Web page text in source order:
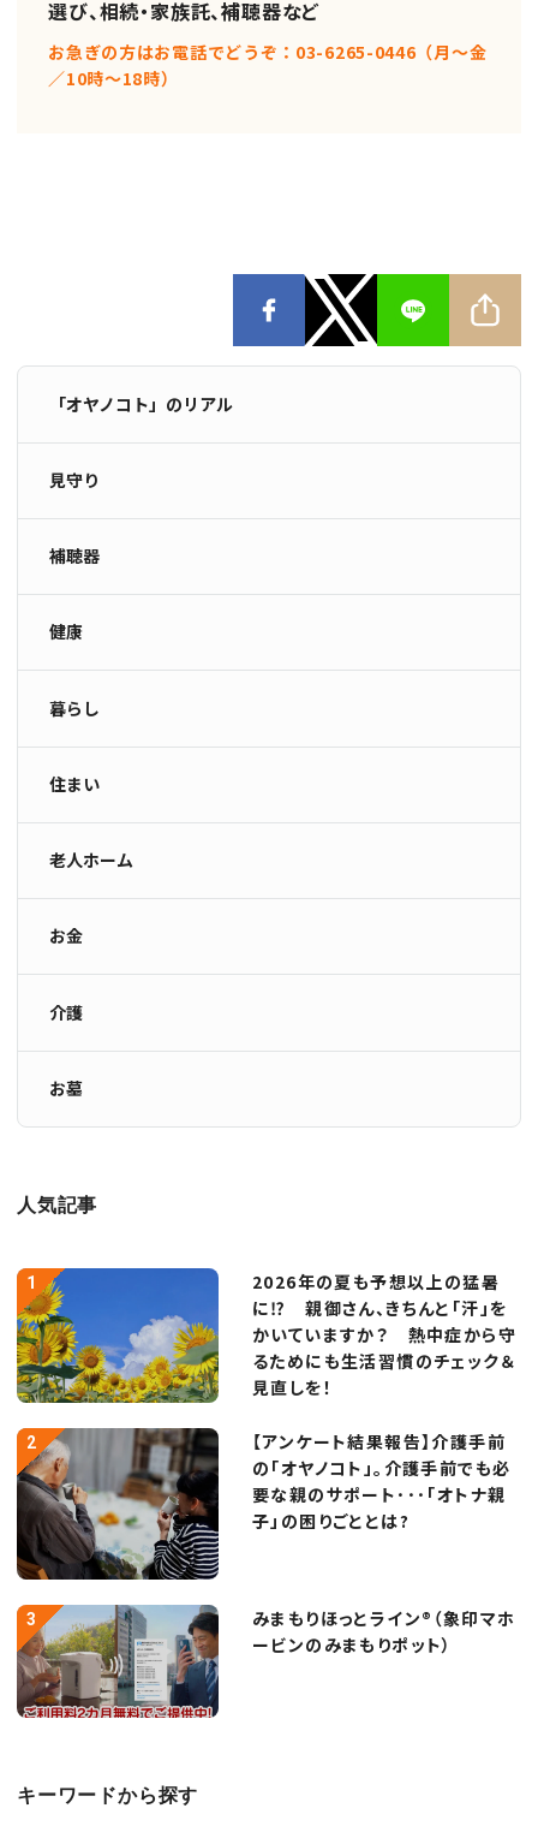
選び、相続・家族託、補聴器など
お急ぎの方はお電話でどうぞ：03-6265-0446（月〜金
／10時〜18時）
「オヤノコト」のリアル
見守り
補聴器
健康
暮らし
住まい
老人ホーム
お金
介護
お墓
人気記事
2026年の夏も予想以上の猛暑
に⁉ 親御さん、きちんと「汗」を
かいていますか？ 熱中症から守
るためにも生活習慣のチェック＆
見直しを！
【アンケート結果報告】介護手前
の「オヤノコト」。介護手前でも必
要な親のサポート･･･「オトナ親
子」の困りごととは?
みまもりほっとライン®（象印マホ
ービンのみまもりポット）
キーワードから探す